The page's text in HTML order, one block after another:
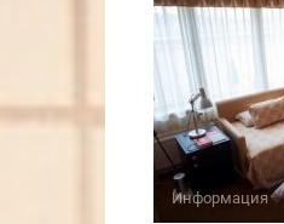
Информация